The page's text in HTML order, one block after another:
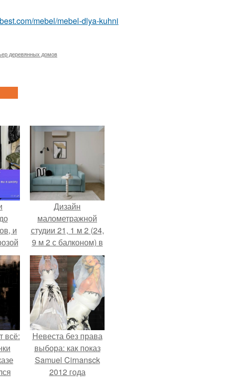
mebel/mebel-dlya-kuhni
деревянных домов
и
Дизайн
малометражной
студии 21, 1 м 2 (24,
9 м 2 с балконом) в
Краснодаре.
всё:
Невеста без права
выбора: как показ
Samuel Cirnansck
2012 года